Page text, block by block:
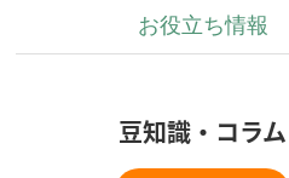
お役立ち情報
豆知識・コラム